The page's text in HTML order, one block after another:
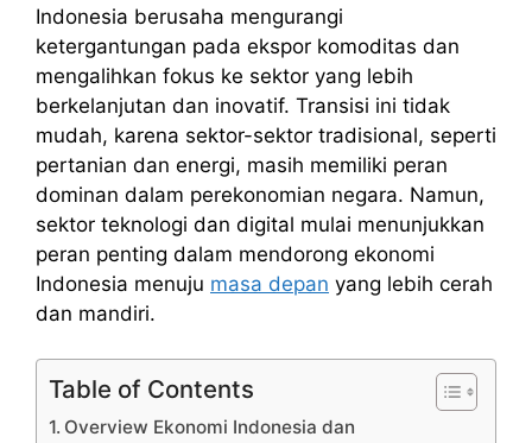
Indonesia berusaha mengurangi
ketergantungan pada ekspor komoditas dan
mengalihkan fokus ke sektor yang lebih
berkelanjutan dan inovatif. Transisi ini tidak
mudah, karena sektor-sektor tradisional, seperti
pertanian dan energi, masih memiliki peran
dominan dalam perekonomian negara. Namun,
sektor teknologi dan digital mulai menunjukkan
peran penting dalam mendorong ekonomi
Indonesia menuju masa depan yang lebih cerah
dan mandiri.
Table of Contents
Overview Ekonomi Indonesia dan